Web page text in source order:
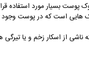
بسیار مورد استفاده
هایی است که در پوست وجود
از اسکار زخم و یا تیرگی